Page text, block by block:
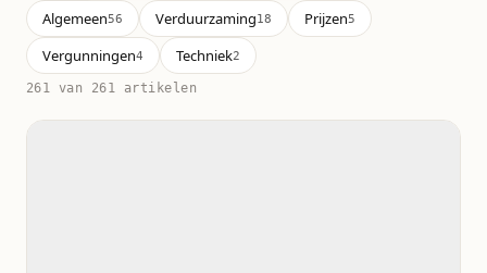
Algemeen56 Verduurzaming18 Prijzen5
Vergunningen4 Techniek2
261 van 261 artikelen